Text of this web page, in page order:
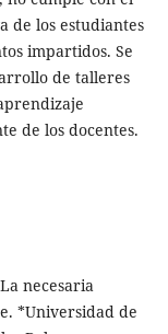
de los estudiantes
impartidos. Se
de talleres
de los docentes.
necesaria
*Universidad de